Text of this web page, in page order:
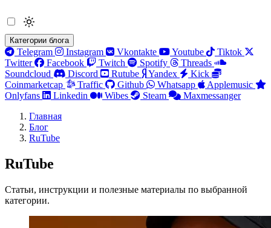
Категории блога
Telegram Instagram Vkontakte Youtube
Tiktok
Twitter
Facebook Twitch Spotify
Threads
Soundcloud
Discord Rutube Yandex
Kick
Coinmarketcap
Traffic Github Whatsapp
Applemusic
Onlyfans
Linkedin Wibes Steam
Maxmessanger
Главная
Блог
RuTube
RuTube
Статьи, инструкции и полезные материалы по выбранной
категории.